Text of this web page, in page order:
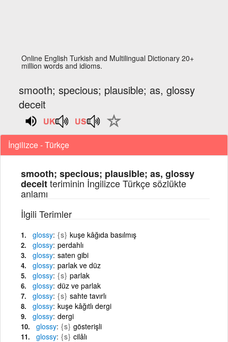
Online English Turkish and Multilingual Dictionary 20+
million words and idioms.
smooth; specious; plausible; as, glossy
deceit
İngilizce - Türkçe
smooth; specious; plausible; as, glossy
deceitteriminin İngilizce Türkçe sözlükte
anlamı
İlgili Terimler
glossy {s} kuşe kâğıda basılmış
glossy perdahlı
glossy saten gibi
glossy parlak ve düz
glossy {s} parlak
glossy düz ve parlak
glossy {s} sahte tavırlı
glossy kuşe kâğıtlı dergi
glossy dergi
glossy {s} gösterişli
glossy {s} cilâlı